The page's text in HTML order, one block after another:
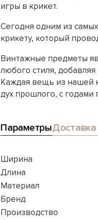
игры в крикет.
Сегодня одним из
крикету, который
Винтажные предметы
любого стиля, добавляя
Каждая вещь из нашей
дух прошлого, с годами
Параметры
Ширина
Длина
Материал
Бренд
Производство